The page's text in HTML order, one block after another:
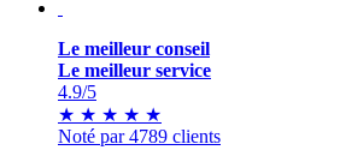
Le meilleur conseil
Le meilleur service
4.9/5
★ ★ ★ ★ ★
Noté par 4789 clients